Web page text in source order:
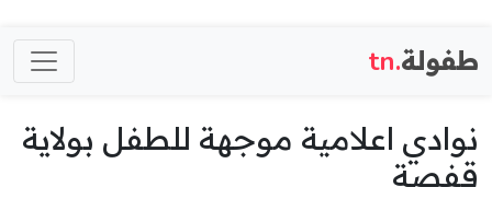
طفولة.tn
نوادي اعلامية موجهة للطفل بولاية
قفصة